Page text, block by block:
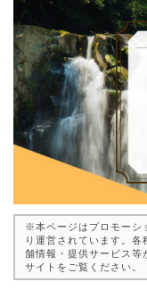
※本ページはプロモーシ
り運営されています。
舗情報・提供サービス等
サイトをご覧ください。